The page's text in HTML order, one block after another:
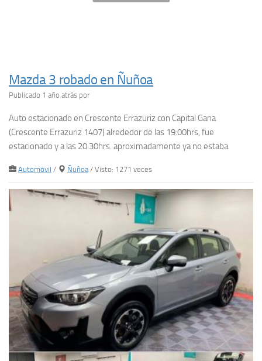
Mazda 3 robado en Ñuñoa
Publicado 1 año atrás por
Auto estacionado en Crescente Errazuriz con Capital Gana
(Crescente Errazuriz 1407) alrededor de las 19:00hrs, fue
estacionado y a las 20:30hrs. aproximadamente ya no estaba.
Automóvil / Ñuñoa / Visto: 1271 veces